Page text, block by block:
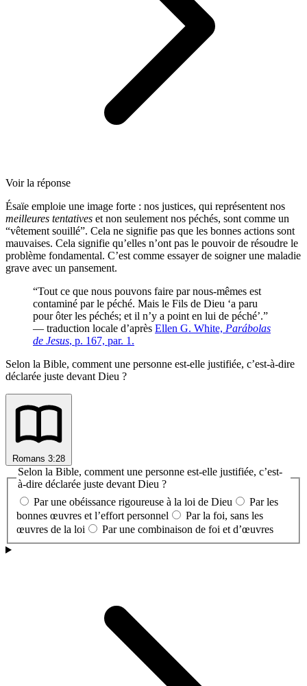
Voir la réponse
Ésaïe emploie une image forte : nos justices, qui représentent nos
meilleures tentatives et non seulement nos péchés, sont comme un
“vêtement souillé”. Cela ne signifie pas que les bonnes actions sont
mauvaises. Cela signifie qu’elles n’ont pas le pouvoir de résoudre le
problème fondamental. C’est comme essayer de soigner une maladie
grave avec un pansement.
“Tout ce que nous pouvons faire par nous-mêmes est
contaminé par le péché. Mais le Fils de Dieu ‘a paru
pour ôter les péchés; et il n’y a point en lui de péché’.”
— traduction locale d’après Ellen G. White, Parábolas
de Jesus, p. 167, par. 1.
Selon la Bible, comment une personne est-elle justifiée, c’est-à-dire
déclarée juste devant Dieu ?
Romans 3:28
Selon la Bible, comment une personne est-elle justifiée, c’est-
à-dire déclarée juste devant Dieu ?
Par une obéissance rigoureuse à la loi de Dieu
Par les
bonnes œuvres et l’effort personnel
Par la foi, sans les
œuvres de la loi
Par une combinaison de foi et d’œuvres